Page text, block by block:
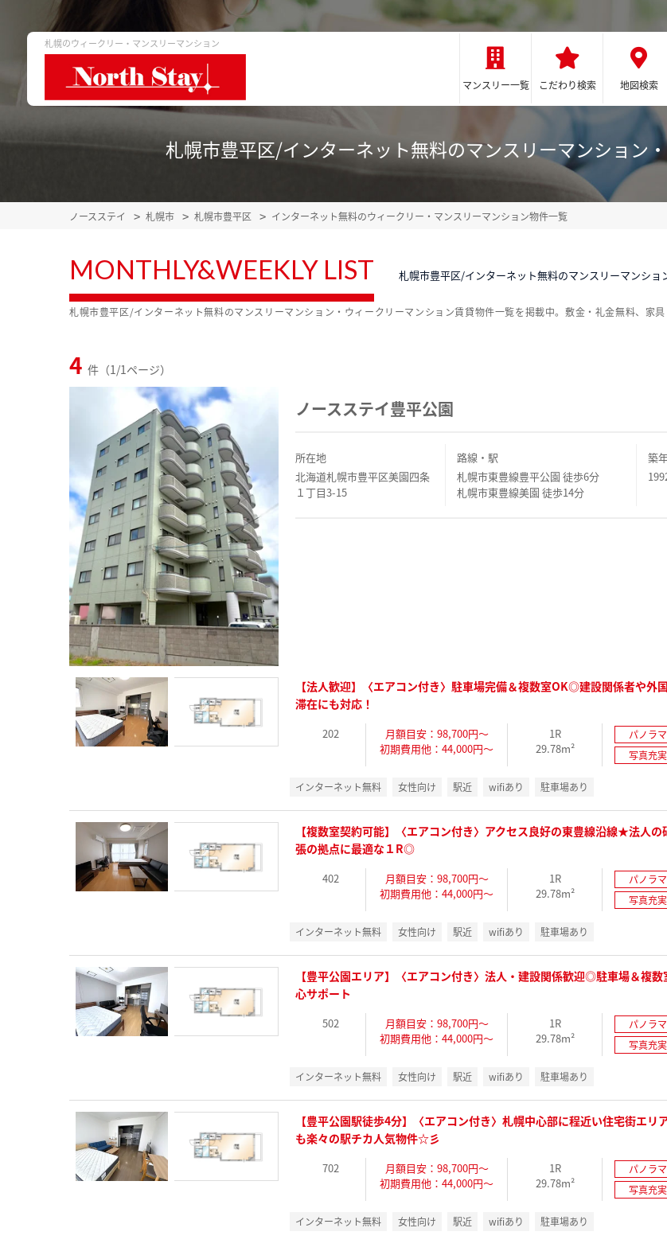
札幌のウィークリー・マンスリーマンション
マンスリー一覧 こだわり検索 地図検索
札幌市豊平区/インターネット無料のマンスリーマンション
ノースステイ 札幌市 札幌市豊平区 インターネット無料のウィークリー・マンスリーマンション物件一覧
MONTHLY&WEEKLY LIST 札幌市豊平区/インターネット無料のマンスリーマンシ
4 件（1/1ページ）
ノースステイ豊平公園
所在地
北海道札幌市豊平区美園四条
１丁目3-15
路線・駅
札幌市東豊線豊平公園 徒歩6分
札幌市東豊線美園 徒歩14分
築
【法人歓迎】〈エアコン付き〉駐車場完備＆複数室OK◎建設関係者や外
滞在にも対応！
202
月額目安：98,700円～
初期費用他：44,000円～
1R
29.78m²
パノラマ
写真充実
インターネット無料 女性向け 駅近 wifiあり 駐車場あり
【複数室契約可能】〈エアコン付き〉アクセス良好の東豊線沿線★法人の
張の拠点に最適な１R◎
402
月額目安：98,700円～
初期費用他：44,000円～
1R
29.78m²
パノラマ
写真充実
インターネット無料 女性向け 駅近 wifiあり 駐車場あり
【豊平公園エリア】〈エアコン付き〉法人・建設関係歓迎◎駐車場＆複
心サポート
502
月額目安：98,700円～
初期費用他：44,000円～
1R
29.78m²
パノラマ
写真充実
インターネット無料 女性向け 駅近 wifiあり 駐車場あり
【豊平公園駅徒歩4分】〈エアコン付き〉札幌中心部に程近い住宅街エ
も楽々の駅チカ人気物件☆彡
702
月額目安：98,700円～
初期費用他：44,000円～
1R
29.78m²
パノラマ
写真充実
インターネット無料 女性向け 駅近 wifiあり 駐車場あり
札幌市豊平区/インターネット無料のマンスリーマンション・ウィークリーマンション賃貸物件一覧を掲載中。敷金・礼金無料、家